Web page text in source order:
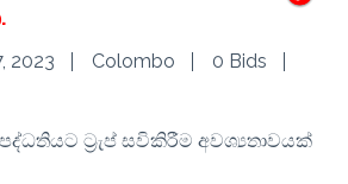
2023 Colombo
0 Bids
ට්‍රැප් සවිකිරීම අවශ්‍යතාවයක්